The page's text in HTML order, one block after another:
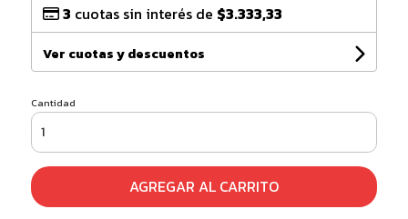
3 cuotas sin interés de $3.333,33
Ver cuotas y descuentos
Cantidad
AGREGAR AL CARRITO